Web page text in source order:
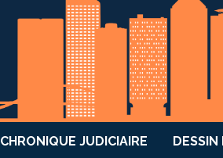
CHRONIQUE JUDICIAIRE DESSIN